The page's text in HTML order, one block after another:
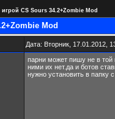
игрой CS Sours 34.2+Zombie Mod
Mod
Дата: Вторник, 17.01.2012,
парни может пишу не в той
ними их нет.да и ботов
нужно установить в папку